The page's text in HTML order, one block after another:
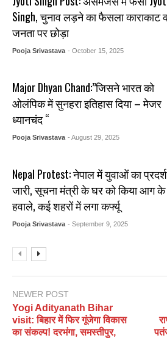
Singh, चुनाव लड़ने का फैसला काराकाट
जनता पर छोड़ा
Pooja Srivastava - October 15, 2025
Major Dhyan Chand:”जिसने भारत को
ओलंपिक में सुनहरा इतिहास दिया – मेजर
ध्यानचंद “
Pooja Srivastava - August 29, 2025
Nepal Protest: नेपाल में युवाओं का
जारी, सूचना मंत्री के घर को किया आग के
हवाले, कई शहरों में लगा कर्फ्यू
Pooja Srivastava - September 9, 2025
NEWER POST
Yogi Adityanath Bihar
visit: बिहार में फिर गूंजेगा विकास
का संकल्प! दरभंगा, समस्तीपुर,